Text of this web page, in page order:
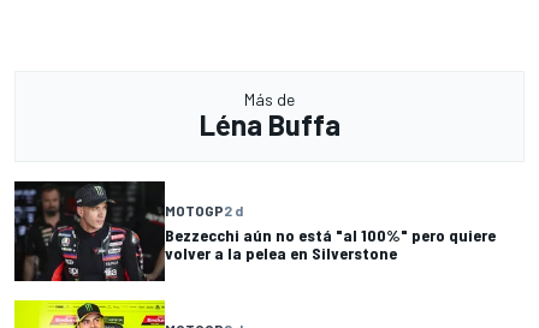
Más de
Léna Buffa
MOTOGP2 d
Bezzecchi aún no está "al 100%" pero quiere
volver a la pelea en Silverstone